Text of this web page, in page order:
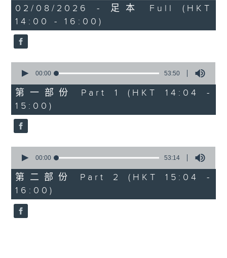
1
hour,
46
minutes,
54
seconds
02/08/2026 - 足本 Full (HKT
14:00 - 16:00)
seconds
53
minutes,
50
seconds
00:00 53:50
第一部份 Part 1 (HKT 14:04 -
15:00)
seconds
53
minutes,
14
seconds
00:00 53:14
第二部份 Part 2 (HKT 15:04 -
16:00)